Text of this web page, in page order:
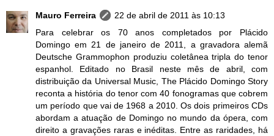
Mauro Ferreira
22 de abril de 2011 às 10:13
Para celebrar os 70 anos completados por Plácido
Domingo em 21 de janeiro de 2011, a gravadora alemã
Deutsche Grammophon produziu coletânea tripla do tenor
espanhol. Editado no Brasil neste mês de abril, com
distribuição da Universal Music, The Plácido Domingo Story
reconta a história do tenor com 40 fonogramas que cobrem
um período que vai de 1968 a 2010. Os dois primeiros CDs
abordam a atuação de Domingo no mundo da ópera, com
direito a gravações raras e inéditas. Entre as raridades, há